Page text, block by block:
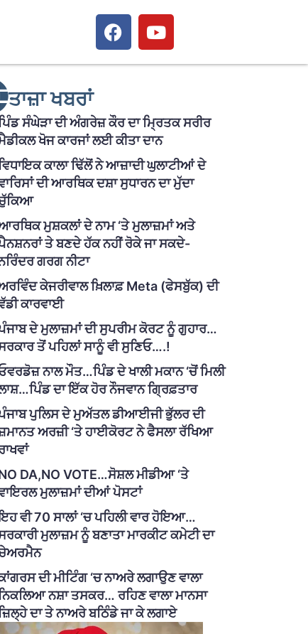
ਤਾਜ਼ਾ ਖਬਰਾਂ
ਸੰਘੇੜਾ ਦੀ ਅੰਗਰੇਜ਼ ਕੌਰ ਦਾ ਮ੍ਰਿਤਕ ਸਰੀਰ
ਖੋਜ ਕਾਰਜਾਂ ਲਈ ਕੀਤਾ ਦਾਨ
ਕਾਲਾ ਢਿੱਲੋਂ ਨੇ ਆਜ਼ਾਦੀ ਘੁਲਾਟੀਆਂ ਦੇ
ਦੀ ਆਰਥਿਕ ਦਸ਼ਾ ਸੁਧਾਰਨ ਦਾ ਮੁੱਦਾ
ਮੁਸ਼ਕਲਾਂ ਦੇ ਨਾਮ ‘ਤੇ ਮੁਲਾਜ਼ਮਾਂ ਅਤੇ
ਤੇ ਬਣਦੇ ਹੱਕ ਨਹੀਂ ਰੋਕੇ ਜਾ ਸਕਦੇ-
ਗਰਗ ਨੀਟਾ
ਕੇਜਰੀਵਾਲ ਖ਼ਿਲਾਫ਼ Meta (ਫੇਸਬੁੱਕ) ਦੀ
ਕਾਰਵਾਈ
ਦੇ ਮੁਲਾਜ਼ਮਾਂ ਦੀ ਸੁਪਰੀਮ ਕੋਰਟ ਨੂੰ ਗੁਹਾਰ…
ਤੋਂ ਪਹਿਲਾਂ ਸਾਨੂੰ ਵੀ ਸੁਣਿਓ….!
ਨਾਲ ਮੌਤ…ਪਿੰਡ ਦੇ ਖਾਲੀ ਮਕਾਨ ‘ਚੋਂ ਮਿਲੀ
ਦਾ ਇੱਕ ਹੋਰ ਨੌਜਵਾਨ ਗ੍ਰਿਫ਼ਤਾਰ
ਪੁਲਿਸ ਦੇ ਮੁਅੱਤਲ ਡੀਆਈਜੀ ਭੁੱਲਰ ਦੀ
ਅਰਜ਼ੀ ‘ਤੇ ਹਾਈਕੋਰਟ ਨੇ ਫੈਸਲਾ ਰੱਖਿਆ
DA,NO VOTE…ਸੋਸ਼ਲ ਮੀਡੀਆ ‘ਤੇ
ਮੁਲਾਜ਼ਮਾਂ ਦੀਆਂ ਪੋਸਟਾਂ
ਵੀ 70 ਸਾਲਾਂ ‘ਚ ਪਹਿਲੀ ਵਾਰ ਹੋਇਆ…
ਮੁਲਾਜ਼ਮ ਨੂੰ ਬਣਾਤਾ ਮਾਰਕੀਟ ਕਮੇਟੀ ਦਾ
ਦੀ ਮੀਟਿੰਗ ‘ਚ ਨਾਅਰੇ ਲਗਾਉਣ ਵਾਲਾ
ਨਸ਼ਾ ਤਸਕਰ… ਰਹਿਣ ਵਾਲਾ ਮਾਨਸਾ
ਦਾ ਤੇ ਨਾਅਰੇ ਬਠਿੰਡੇ ਜਾ ਕੇ ਲਗਾਏ